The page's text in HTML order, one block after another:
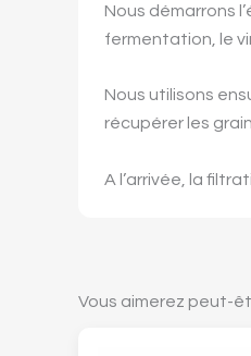
Nous démarrons
fermentation, le
Nous utilisons
récupérer les
A l’arrivée, la
Vous aimerez peut-